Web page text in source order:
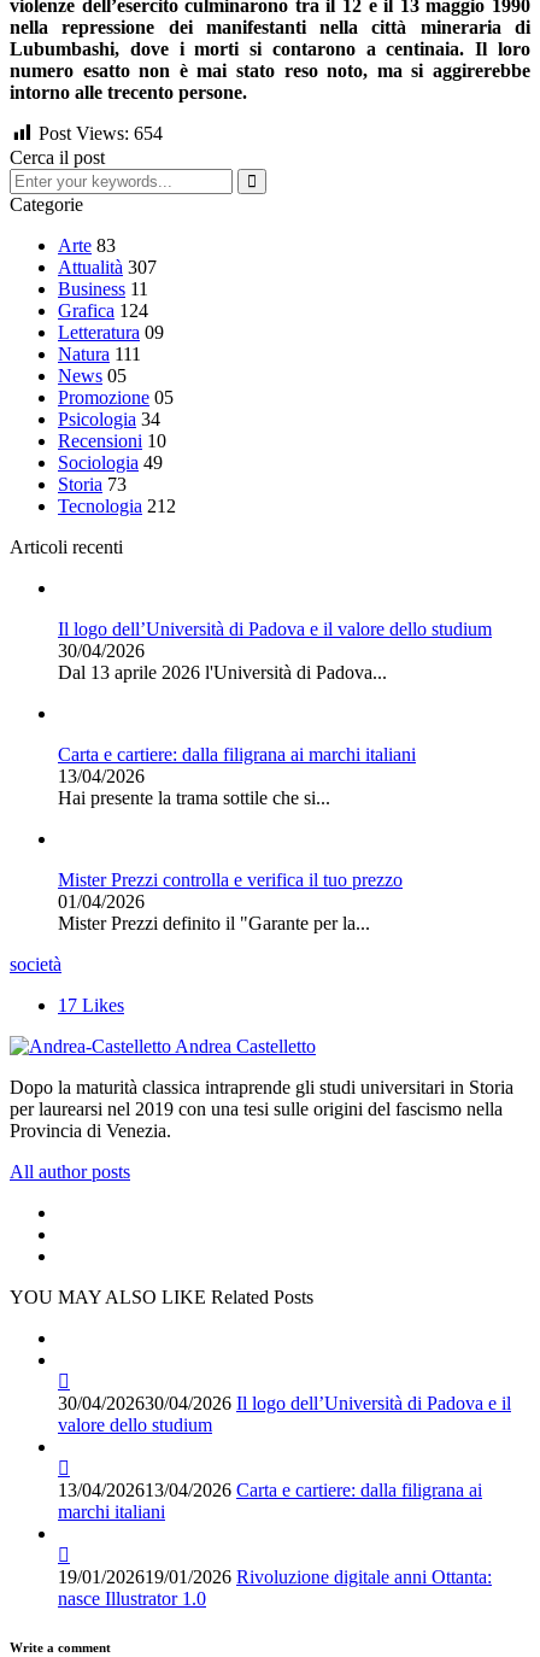
violenze dell’esercito culminarono tra il 12 e il 13 maggio 1990
nella repressione dei manifestanti nella città mineraria di
Lubumbashi, dove i morti si contarono a centinaia. Il loro
numero esatto non è mai stato reso noto, ma si aggirerebbe
intorno alle trecento persone.
Post Views: 654
Cerca il post
Categorie
Arte 83
Attualità 307
Business 11
Grafica 124
Letteratura 09
Natura 111
News 05
Promozione 05
Psicologia 34
Recensioni 10
Sociologia 49
Storia 73
Tecnologia 212
Articoli recenti
Il logo dell’Università di Padova e il valore dello studium
30/04/2026
Dal 13 aprile 2026 l'Università di Padova...
Carta e cartiere: dalla filigrana ai marchi italiani
13/04/2026
Hai presente la trama sottile che si...
Mister Prezzi controlla e verifica il tuo prezzo
01/04/2026
Mister Prezzi definito il "Garante per la...
società
17 Likes
Andrea Castelletto
Dopo la maturità classica intraprende gli studi universitari in Storia
per laurearsi nel 2019 con una tesi sulle origini del fascismo nella
Provincia di Venezia.
All author posts
YOU MAY ALSO LIKE Related Posts
30/04/202630/04/2026 Il logo dell’Università di Padova e il
valore dello studium
13/04/202613/04/2026 Carta e cartiere: dalla filigrana ai
marchi italiani
19/01/202619/01/2026 Rivoluzione digitale anni Ottanta:
nasce Illustrator 1.0
Write a comment